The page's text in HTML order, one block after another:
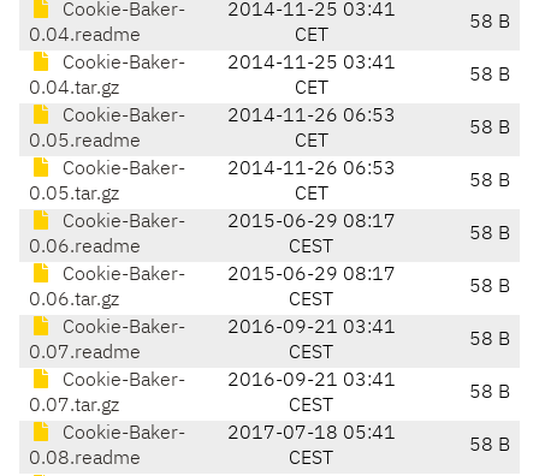
Cookie-Baker-
0.04.readme
2014-11-25 03:41
CET
58 B
Cookie-Baker-
0.04.tar.gz
2014-11-25 03:41
CET
58 B
Cookie-Baker-
0.05.readme
2014-11-26 06:53
CET
58 B
Cookie-Baker-
0.05.tar.gz
2014-11-26 06:53
CET
58 B
Cookie-Baker-
0.06.readme
2015-06-29 08:17
CEST
58 B
Cookie-Baker-
0.06.tar.gz
2015-06-29 08:17
CEST
58 B
Cookie-Baker-
0.07.readme
2016-09-21 03:41
CEST
58 B
Cookie-Baker-
0.07.tar.gz
2016-09-21 03:41
CEST
58 B
Cookie-Baker-
0.08.readme
2017-07-18 05:41
CEST
58 B